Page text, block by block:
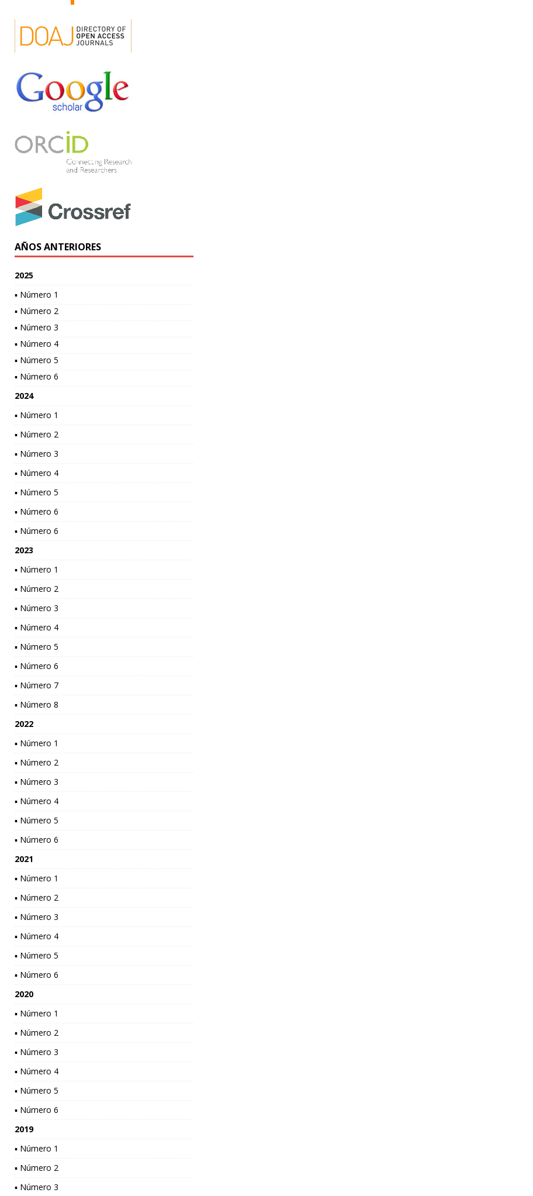
AÑOS ANTERIORES
2025
▪ Número 1
▪ Número 2
▪ Número 3
▪ Número 4
▪ Número 5
▪ Número 6
2024
▪ Número 1
▪ Número 2
▪ Número 3
▪ Número 4
▪ Número 5
▪ Número 6
▪ Número 6
2023
▪ Número 1
▪ Número 2
▪ Número 3
▪ Número 4
▪ Número 5
▪ Número 6
▪ Número 7
▪ Número 8
2022
▪ Número 1
▪ Número 2
▪ Número 3
▪ Número 4
▪ Número 5
▪ Número 6
2021
▪ Número 1
▪ Número 2
▪ Número 3
▪ Número 4
▪ Número 5
▪ Número 6
2020
▪ Número 1
▪ Número 2
▪ Número 3
▪ Número 4
▪ Número 5
▪ Número 6
2019
▪ Número 1
▪ Número 2
▪ Número 3